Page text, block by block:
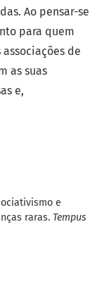
e
raras. Tempus
Ao pensar-se
para quem
de
as suas
e,